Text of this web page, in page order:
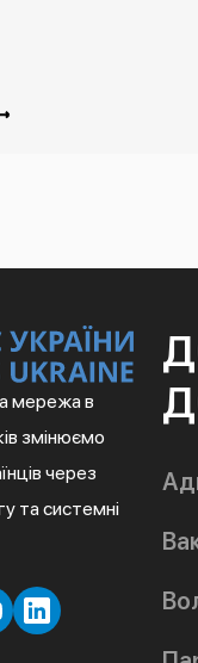
мережа в
змінюємо
через
та системні